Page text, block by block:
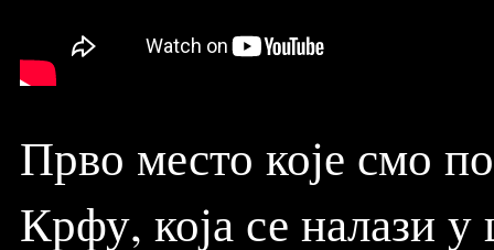
Прво место које смо
Крфу, која се налази